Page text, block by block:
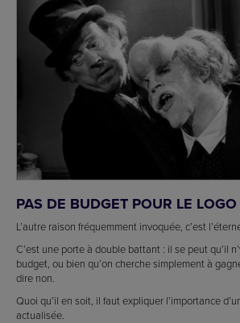
PAS DE BUDGET POUR LE LOGO
L’autre raison fréquemment invoquée, c’est
C’est une porte à double battant : il se peut qu’il
budget, ou bien qu’on cherche simplement à
dire non.
Quoi qu’il en soit, il faut expliquer l’importance
actualisée.